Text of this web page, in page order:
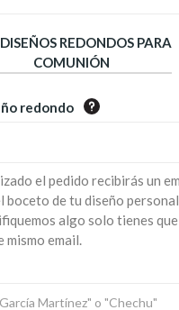
REDONDOS PARA
COMUNIÓN
redondo
el pedido recibirás un
boceto de tu diseño
algo solo tienes
mismo email.